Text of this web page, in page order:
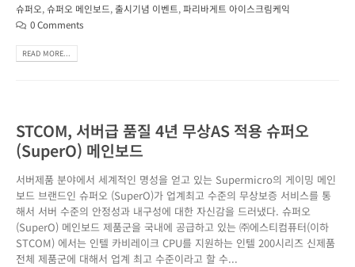
슈퍼오,슈퍼오 메인보드,출시기념 이벤트,파리바게트 아이스크림케익
0 Comments
READ MORE...
STCOM, 서버급 품질 4년 무상AS 적용 슈퍼오
(SuperO) 메인보드
서버제품 분야에서 세계적인 명성을 얻고 있는 Supermicro의 게이밍 메인
보드 브랜드인 슈퍼오 (SuperO)가 업계최고 수준의 무상보증 서비스를 통
해서 서버 수준의 안정성과 내구성에 대한 자신감을 드러냈다. 슈퍼오
(SuperO) 메인보드 제품군을 국내에 공급하고 있는 ㈜에스티컴퓨터(이하
STCOM) 에서는 인텔 카비레이크 CPU를 지원하는 인텔 200시리즈 신제품
전체 제품군에 대해서 업계 최고 수준이라고 할 수...